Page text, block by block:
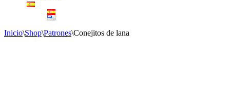
Inicio\Shop\Patrones\Conejitos de lana